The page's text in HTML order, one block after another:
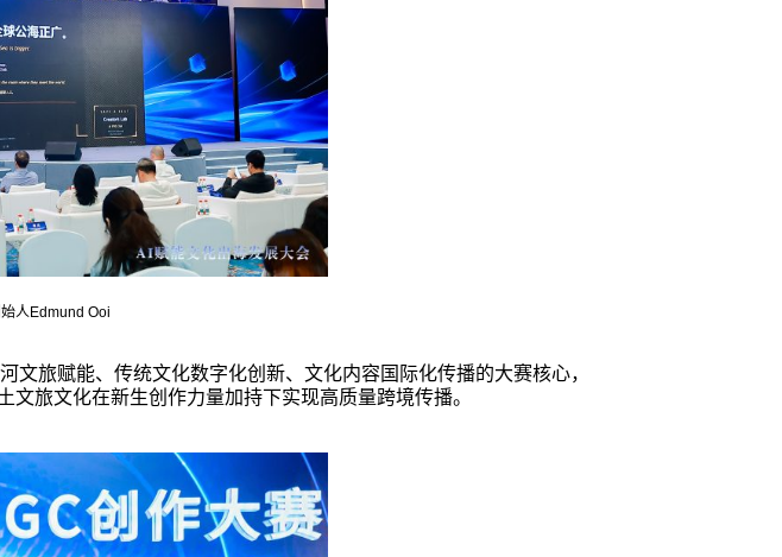
人Edmund Ooi
文旅赋能、传统文化数字化创新、文化内容国际化传播的大赛核心，
旅文化在新生创作力量加持下实现高质量跨境传播。